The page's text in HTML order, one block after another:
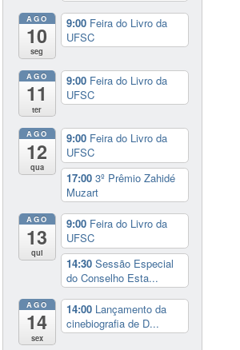
AGO
10
seg
9:00 Feira do Livro da
UFSC
AGO
11
ter
9:00 Feira do Livro da
UFSC
AGO
12
qua
9:00 Feira do Livro da
UFSC
17:00 3º Prêmio Zahidé
Muzart
AGO
13
qui
9:00 Feira do Livro da
UFSC
14:30 Sessão Especial
do Conselho Esta...
AGO
14
sex
14:00 Lançamento da
cinebiografia de D...